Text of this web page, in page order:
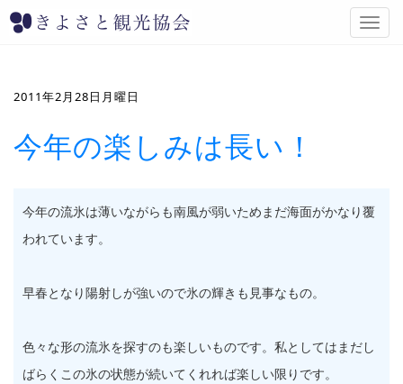
T
o
g
a
2011年2月28日月曜日
今年の楽しみは長い！
今年の流氷は薄いながらも南風が弱いためまだ海面がかなり覆
われています。
早春となり陽射しが強いので氷の輝きも見事なもの。
色々な形の流氷を探すのも楽しいものです。私としてはまだし
ばらくこの氷の状態が続いてくれれば楽しい限りです。